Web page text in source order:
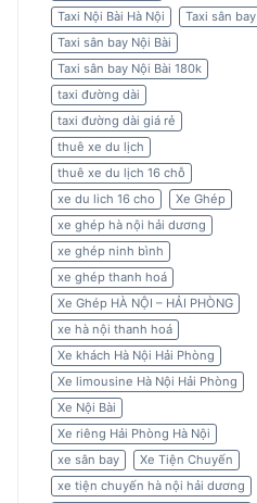
Taxi Nội Bài Hà Nội
Taxi sân bay
Taxi sân bay Nội Bài
Taxi sân bay Nội Bài 180k
taxi đường dài
taxi đường dài giá rẻ
thuê xe du lịch
thuê xe du lịch 16 chỗ
xe du lich 16 cho
Xe Ghép
xe ghép hà nội hải dương
xe ghép ninh bình
xe ghép thanh hoá
Xe Ghép HÀ NỘI – HẢI PHÒNG
xe hà nội thanh hoá
Xe khách Hà Nội Hải Phòng
Xe limousine Hà Nội Hải Phòng
Xe Nội Bài
Xe riêng Hải Phòng Hà Nội
xe sân bay
Xe Tiện Chuyến
xe tiện chuyến hà nội hải dương